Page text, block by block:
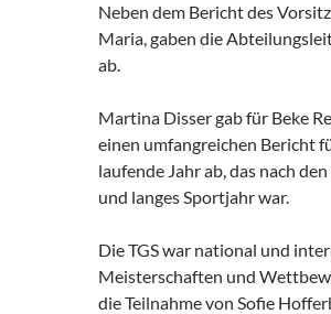
Neben dem Bericht des
Maria, gaben die
ab.
Martina Disser gab für Beke
einen umfangreichen Bericht
laufende Jahr ab, das nach
und langes Sportjahr war.
Die TGS war national und
Meisterschaften und
die Teilnahme von Sofie